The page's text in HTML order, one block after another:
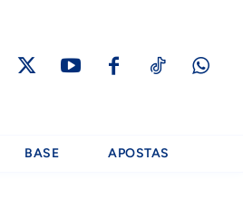
BASE APOSTAS